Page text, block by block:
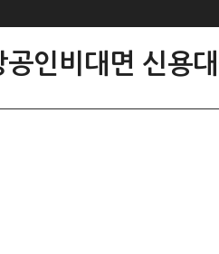
인비대면 신용